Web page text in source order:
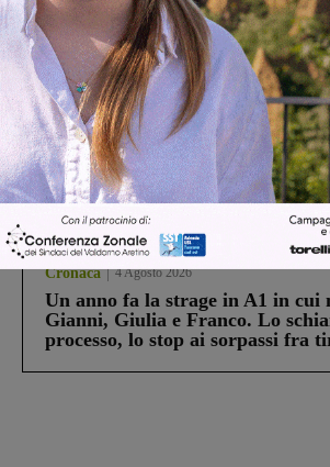
Figline Incisa Valdarno 1 Agosto 2026
Piscina di Figline finanziata oltre
Pnrr, il gruppo di Fratelli
ringraziamento al Governo”
Cronaca 3 Agosto 2026
Scomparso da una struttura di
Fiorentino l’uomo che aveva
Levane nel 2020
Cronaca 4 Agosto 2026
Un anno fa la strage in A1 in cui
Gianni, Giulia e Franco. Lo
processo, lo stop ai sorpassi fra